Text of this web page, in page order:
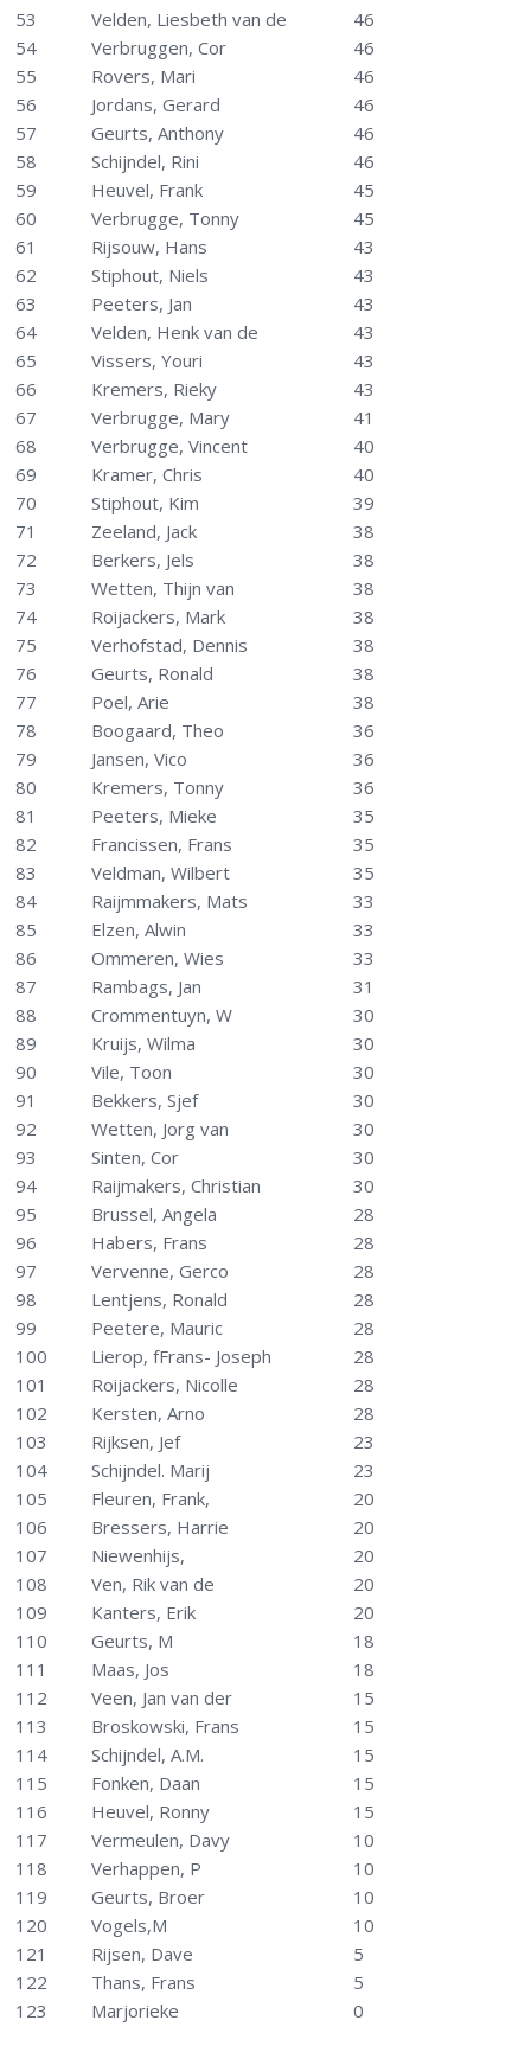
53
Velden, Liesbeth van de
46
54
Verbruggen, Cor
46
55
Rovers, Mari
46
56
Jordans, Gerard
46
57
Geurts, Anthony
46
58
Schijndel, Rini
46
59
Heuvel, Frank
45
60
Verbrugge, Tonny
45
61
Rijsouw, Hans
43
62
Stiphout, Niels
43
63
Peeters, Jan
43
64
Velden, Henk van de
43
65
Vissers, Youri
43
66
Kremers, Rieky
43
67
Verbrugge, Mary
41
68
Verbrugge, Vincent
40
69
Kramer, Chris
40
70
Stiphout, Kim
39
71
Zeeland, Jack
38
72
Berkers, Jels
38
73
Wetten, Thijn van
38
74
Roijackers, Mark
38
75
Verhofstad, Dennis
38
76
Geurts, Ronald
38
77
Poel, Arie
38
78
Boogaard, Theo
36
79
Jansen, Vico
36
80
Kremers, Tonny
36
81
Peeters, Mieke
35
82
Francissen, Frans
35
83
Veldman, Wilbert
35
84
Raijmmakers, Mats
33
85
Elzen, Alwin
33
86
Ommeren, Wies
33
87
Rambags, Jan
31
88
Crommentuyn, W
30
89
Kruijs, Wilma
30
90
Vile, Toon
30
91
Bekkers, Sjef
30
92
Wetten, Jorg van
30
93
Sinten, Cor
30
94
Raijmakers, Christian
30
95
Brussel, Angela
28
96
Habers, Frans
28
97
Vervenne, Gerco
28
98
Lentjens, Ronald
28
99
Peetere, Mauric
28
100
Lierop, fFrans- Joseph
28
101
Roijackers, Nicolle
28
102
Kersten, Arno
28
103
Rijksen, Jef
23
104
Schijndel. Marij
23
105
Fleuren, Frank,
20
106
Bressers, Harrie
20
107
Niewenhijs,
20
108
Ven, Rik van de
20
109
Kanters, Erik
20
110
Geurts, M
18
111
Maas, Jos
18
112
Veen, Jan van der
15
113
Broskowski, Frans
15
114
Schijndel, A.M.
15
115
Fonken, Daan
15
116
Heuvel, Ronny
15
117
Vermeulen, Davy
10
118
Verhappen, P
10
119
Geurts, Broer
10
120
Vogels,M
10
121
Rijsen, Dave
5
122
Thans, Frans
5
123
Marjorieke 0